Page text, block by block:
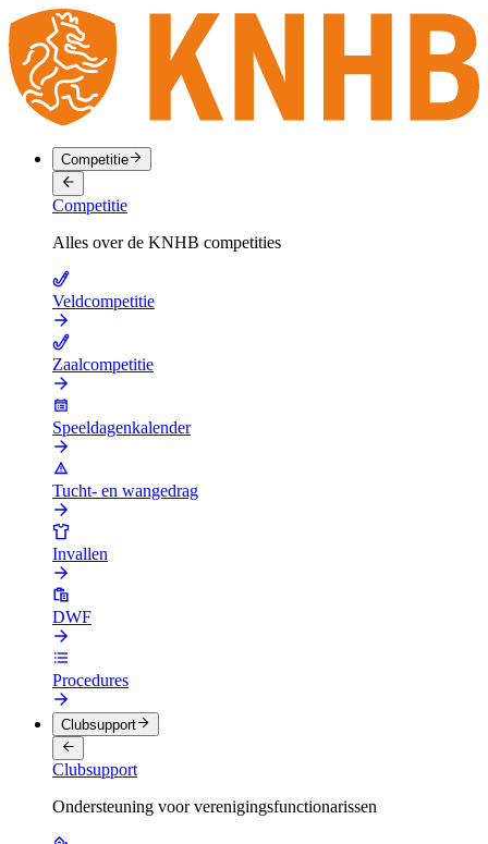
Competitie
Competitie
Alles over de KNHB competities
Veldcompetitie
Zaalcompetitie
Speeldagenkalender
Tucht- en wangedrag
Invallen
DWF
Procedures
Clubsupport
Clubsupport
Ondersteuning voor verenigingsfunctionarissen